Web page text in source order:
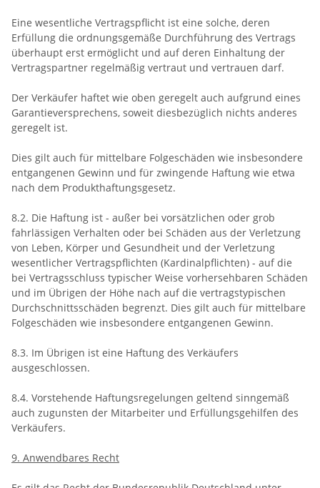
Eine wesentliche Vertragspflicht ist eine solche, deren
Erfüllung die ordnungsgemäße Durchführung des Vertrags
überhaupt erst ermöglicht und auf deren Einhaltung der
Vertragspartner regelmäßig vertraut und vertrauen darf.
Der Verkäufer haftet wie oben geregelt auch aufgrund eines
Garantieversprechens, soweit diesbezüglich nichts anderes
geregelt ist.
Dies gilt auch für mittelbare Folgeschäden wie insbesondere
entgangenen Gewinn und für zwingende Haftung wie etwa
nach dem Produkthaftungsgesetz.
8.2. Die Haftung ist - außer bei vorsätzlichen oder grob
fahrlässigen Verhalten oder bei Schäden aus der Verletzung
von Leben, Körper und Gesundheit und der Verletzung
wesentlicher Vertragspflichten (Kardinalpflichten) - auf die
bei Vertragsschluss typischer Weise vorhersehbaren Schäden
und im Übrigen der Höhe nach auf die vertragstypischen
Durchschnittsschäden begrenzt. Dies gilt auch für mittelbare
Folgeschäden wie insbesondere entgangenen Gewinn.
8.3. Im Übrigen ist eine Haftung des Verkäufers
ausgeschlossen.
8.4. Vorstehende Haftungsregelungen geltend sinngemäß
auch zugunsten der Mitarbeiter und Erfüllungsgehilfen des
Verkäufers.
9. Anwendbares Recht